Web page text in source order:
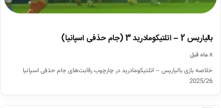
بالیاریس 2 – اتلتیکومادرید 3 (جام حذفی اسپانیا)
۸ ماه قبل
خلاصه بازی بالیاریس – اتلتیکومادرید در چارچوب رقابت‌های جام حذفی اسپانیا
2025/26